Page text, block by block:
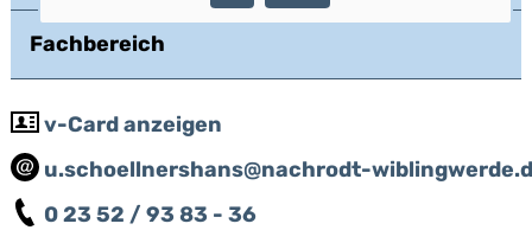
Fachbereich
v-Card anzeigen
u.schoellnershans@nachrodt-
0 23 52 / 93 83 - 36